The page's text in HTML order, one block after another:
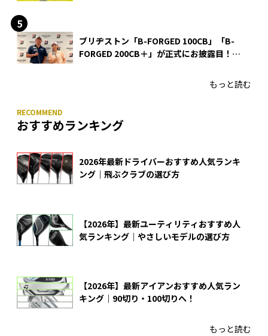
ブリヂストン「B-FORGED 100CB」「B-
FORGED 200CB＋」が正式にお披露目！
もっと読む
おすすめランキング
2026年最新ドライバーおすすめ人気ランキ
ング｜飛ぶクラブの選び方
【2026年】最新ユーティリティおすすめ人
気ランキング｜やさしいモデルの選び方
【2026年】最新アイアンおすすめ人気ラン
キング｜90切り・100切りへ！
もっと読む